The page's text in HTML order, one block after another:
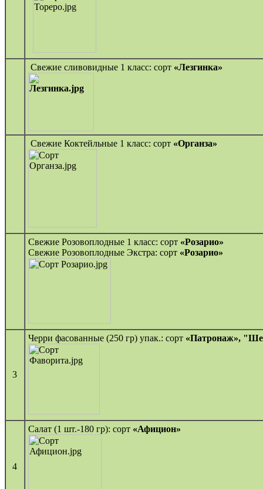
Свежие сливовидные 1 класс: сорт «Лезгинка»
Свежие Коктейльные 1 класс: сорт «Органза»
Свежие Розовоплодные 1 класс: сорт «Розарио»
Свежие Розовоплодные Экстра: сорт «Розарио»
3
Черри фасованные (250 гр) упак.: сорт «Патронаж»,
4
Салат (1 шт.-180 гр): сорт «Афицион»